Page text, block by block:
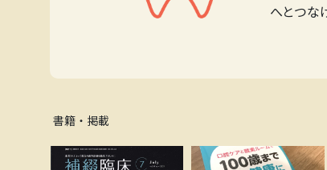
へとつな
書籍・掲載